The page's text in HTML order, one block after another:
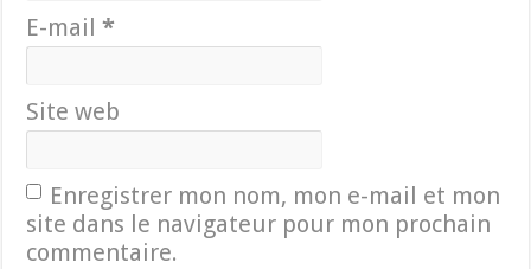
E-mail*
Site web
Enregistrer mon nom, mon e-mail et mon
site dans le navigateur pour mon prochain
commentaire.